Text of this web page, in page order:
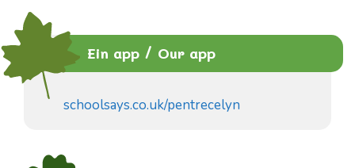
Ein app / Our app
schoolsays.co.uk/pentrecelyn